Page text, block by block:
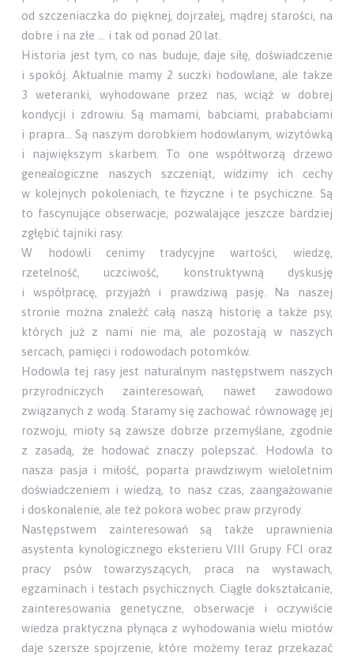
od szczeniaczka do pięknej, dojrzałej, mądrej starości, na
dobre i na złe ... i tak od ponad 20 lat.
Historia jest tym, co nas buduje, daje siłę, doświadczenie
i spokój. Aktualnie mamy 2 suczki hodowlane, ale takze
3 weteranki, wyhodowane przez nas, wciąż w dobrej
kondycji i zdrowiu. Są mamami, babciami, prababciami
i prapra... Są naszym dorobkiem hodowlanym, wizytówką
i największym skarbem. To one współtworzą drzewo
genealogiczne naszych szczeniąt, widzimy ich cechy
w kolejnych pokoleniach, te fizyczne i te psychiczne. Są
to fascynujące obserwacje, pozwalające jeszcze bardziej
zgłębić tajniki rasy.
W hodowli cenimy tradycyjne wartości, wiedzę,
rzetelność, uczciwość, konstruktywną dyskusję
i współpracę, przyjaźń i prawdziwą pasję. Na naszej
stronie można znaleźć całą naszą historię a także psy,
których już z nami nie ma, ale pozostają w naszych
sercach, pamięci i rodowodach potomków.
Hodowla tej rasy jest naturalnym następstwem naszych
przyrodniczych zainteresowań, nawet zawodowo
związanych z wodą. Staramy się zachować równowagę jej
rozwoju, mioty są zawsze dobrze przemyślane, zgodnie
z zasadą, że hodować znaczy polepszać. Hodowla to
nasza pasja i miłość, poparta prawdziwym wieloletnim
doświadczeniem i wiedzą, to nasz czas, zaangażowanie
i doskonalenie, ale też pokora wobec praw przyrody.
Następstwem zainteresowań są także uprawnienia
asystenta kynologicznego eksterieru VIII Grupy FCI oraz
pracy psów towarzyszących, praca na wystawach,
egzaminach i testach psychicznych. Ciągłe dokształcanie,
zainteresowania genetyczne, obserwacje i oczywiście
wiedza praktyczna płynąca z wyhodowania wielu miotów
daje szersze spojrzenie, które możemy teraz przekazać